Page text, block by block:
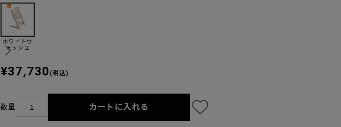
ホワイトウ
ォッシュ
¥37,730 (税込)
数量 カートに入れる